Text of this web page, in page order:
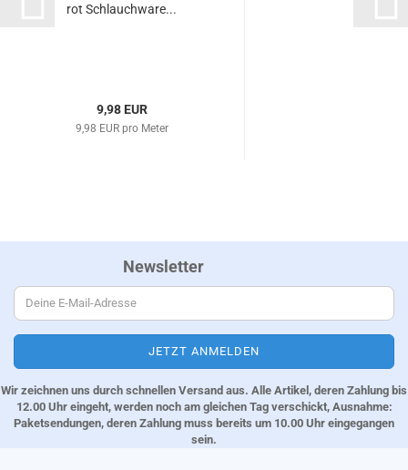
rot Schlauchware...
9,98 EUR
9,98 EUR pro Meter
Newsletter
Wir zeichnen uns durch schnellen Versand aus. Alle Artikel, deren Zahlung bis
12.00 Uhr eingeht, werden noch am gleichen Tag verschickt, Ausnahme:
Paketsendungen, deren Zahlung muss bereits um 10.00 Uhr eingegangen
sein.